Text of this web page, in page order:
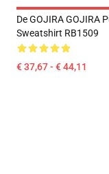
De GOJIRA GOJIRA
Sweatshirt RB1509
€ 37,67 - € 44,11